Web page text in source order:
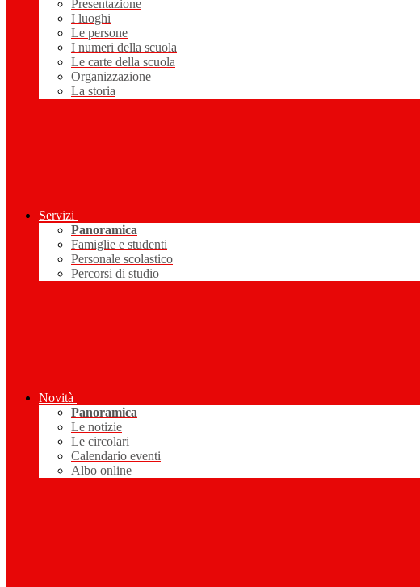
Presentazione
I luoghi
Le persone
I numeri della scuola
Le carte della scuola
Organizzazione
La storia
Servizi
Panoramica
Famiglie e studenti
Personale scolastico
Percorsi di studio
Novità
Panoramica
Le notizie
Le circolari
Calendario eventi
Albo online